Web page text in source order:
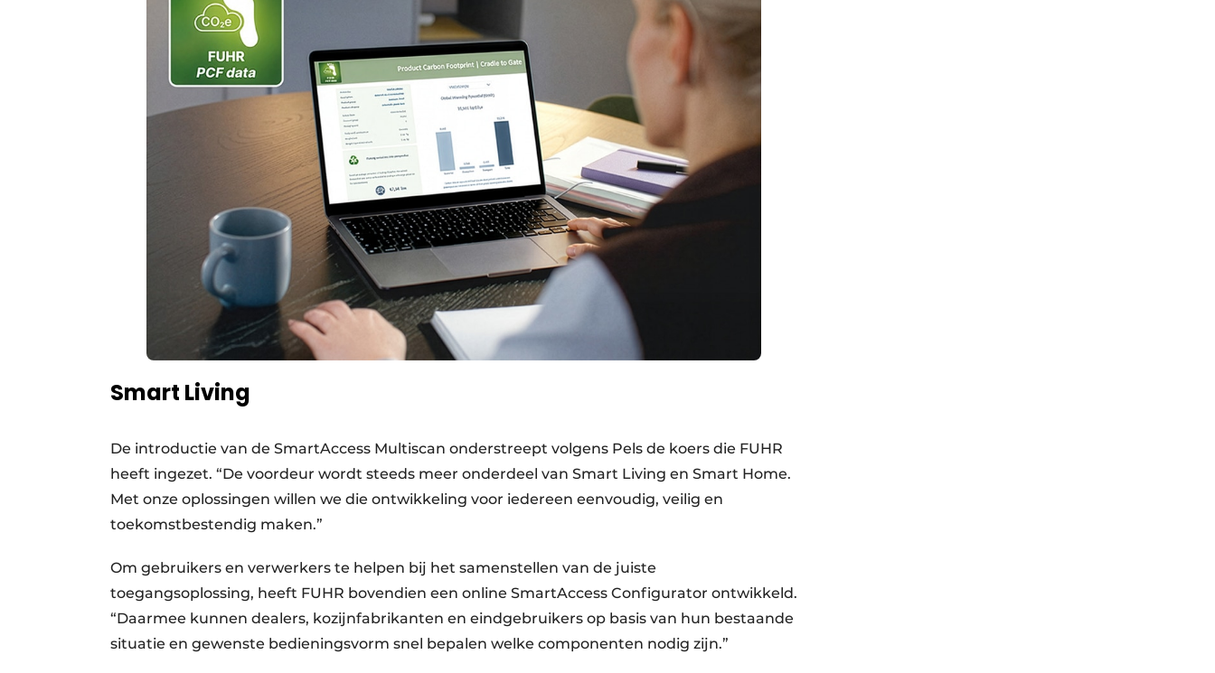
Smart Living
De introductie van de SmartAccess Multiscan onderstreept volgens Pels de koers die FUHR
heeft ingezet. “De voordeur wordt steeds meer onderdeel van Smart Living en Smart Home.
Met onze oplossingen willen we die ontwikkeling voor iedereen eenvoudig, veilig en
toekomstbestendig maken.”
Om gebruikers en verwerkers te helpen bij het samenstellen van de juiste
toegangsoplossing, heeft FUHR bovendien een online SmartAccess Configurator ontwikkeld.
“Daarmee kunnen dealers, kozijnfabrikanten en eindgebruikers op basis van hun bestaande
situatie en gewenste bedieningsvorm snel bepalen welke componenten nodig zijn.”